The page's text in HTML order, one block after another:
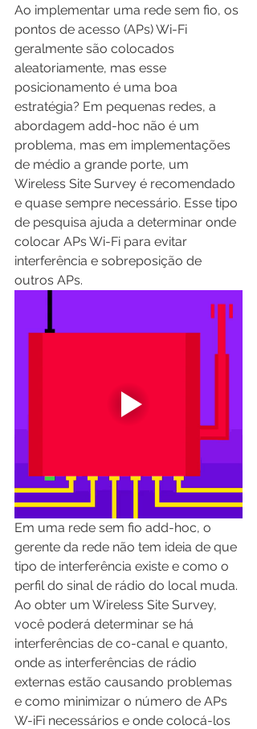
Ao implementar uma rede sem fio, os
pontos de acesso (APs) Wi-Fi
geralmente são colocados
aleatoriamente, mas esse
posicionamento é uma boa
estratégia? Em pequenas redes, a
abordagem add-hoc não é um
problema, mas em implementações
de médio a grande porte, um
Wireless Site Survey é recomendado
e quase sempre necessário. Esse tipo
de pesquisa ajuda a determinar onde
colocar APs Wi-Fi para evitar
interferência e sobreposição de
outros APs.
Em uma rede sem fio add-hoc, o
gerente da rede não tem ideia de que
tipo de interferência existe e como o
perfil do sinal de rádio do local muda.
Ao obter um Wireless Site Survey,
você poderá determinar se há
interferências de co-canal e quanto,
onde as interferências de rádio
externas estão causando problemas
e como minimizar o número de APs
W-iFi necessários e onde colocá-los